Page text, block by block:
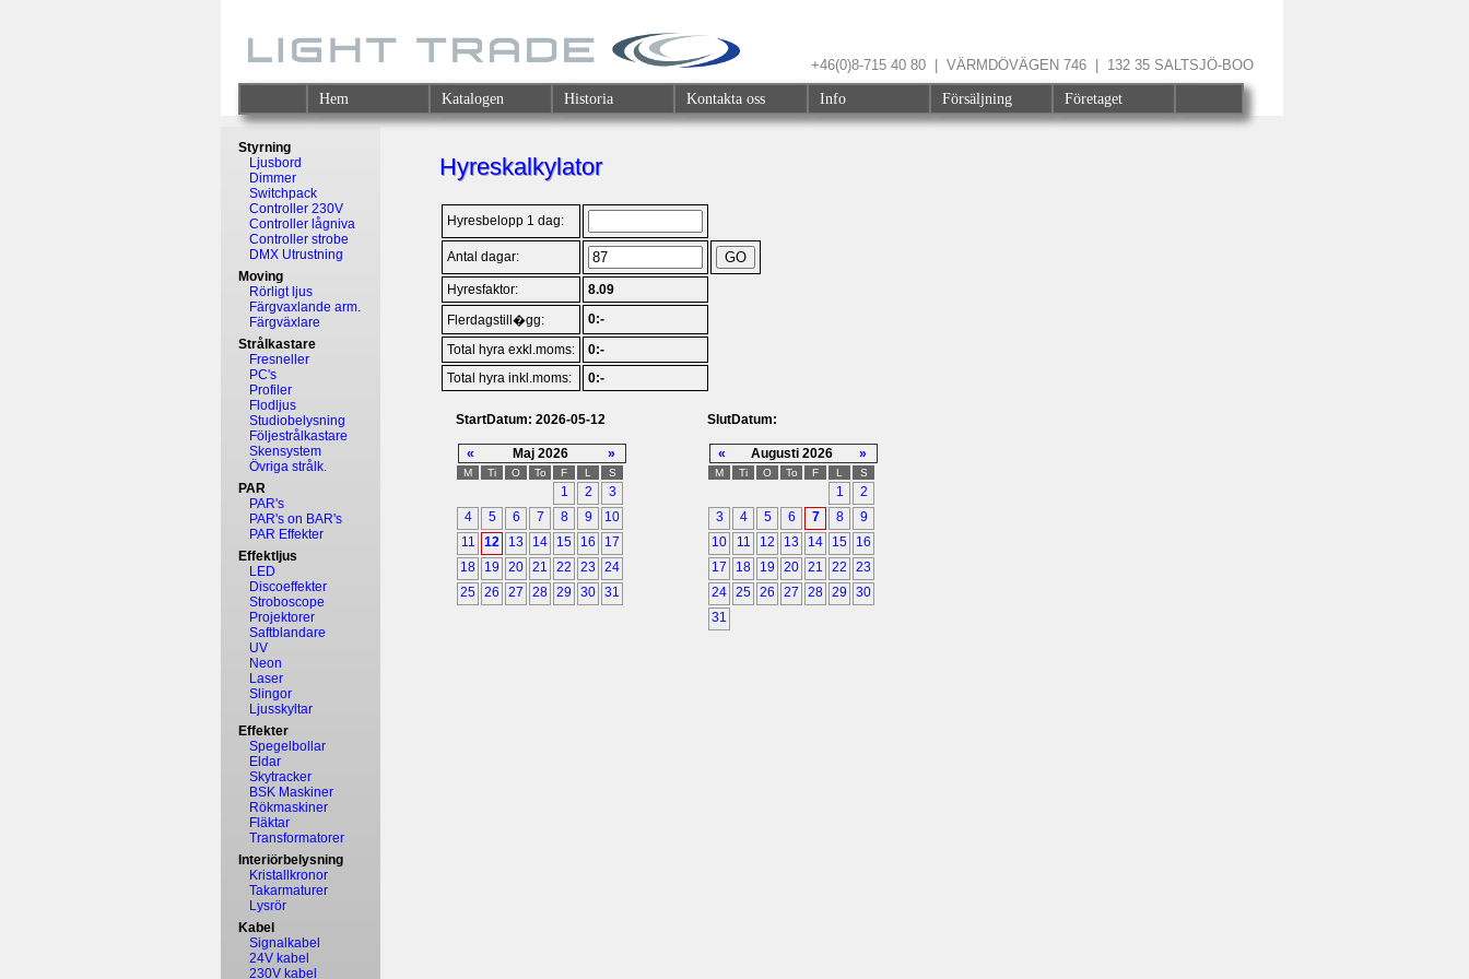
+46(0)8-715 40 80 | VÄRMDÖVÄGEN 746 | 132 35 SALTSJÖ-BOO
Hem Katalogen Historia Kontakta oss Info Försäljning Företaget
Styrning
Ljusbord
Dimmer
Switchpack
Controller 230V
Controller lågniva
Controller strobe
DMX Utrustning
Moving
Rörligt ljus
Färgvaxlande arm.
Färgväxlare
Strålkastare
Fresneller
PC's
Profiler
Flodljus
Studiobelysning
Följestrålkastare
Skensystem
Övriga strålk.
PAR
PAR's
PAR's on BAR's
PAR Effekter
Effektljus
LED
Discoeffekter
Stroboscope
Projektorer
Saftblandare
UV
Neon
Laser
Slingor
Ljusskyltar
Effekter
Spegelbollar
Eldar
Skytracker
BSK Maskiner
Rökmaskiner
Fläktar
Transformatorer
Interiörbelysning
Kristallkronor
Takarmaturer
Lysrör
Kabel
Signalkabel
24V kabel
230V kabel
Hyreskalkylator
Hyresbelopp 1 dag:
Antal dagar:
Hyresfaktor:
8.09
Flerdagstill�gg:
0:-
Total hyra exkl.moms:
0:-
Total hyra inkl.moms:
0:-
StartDatum: 2026-05-12
« Maj 2026 »
M Ti O To F L S
1 2
3
4
5 6 7 8 9
10
11
12 13 14 15 16
17
18
19 20 21 22 23
24
25 26 27 28 29 30 31
SlutDatum:
« Augusti 2026 »
M Ti O To F L S
1
2
3
4 5 6 7 8
9
10
11 12 13 14 15
16
17
18 19 20 21 22
23
24 25 26 27 28 29
30
31